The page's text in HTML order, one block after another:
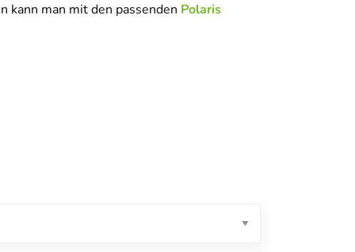
kann man mit den passenden Polaris